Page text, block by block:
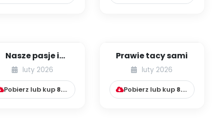
Nasze pasje i
talenty
luty 2026
Pobierz lub kup 8.99 zł
Prawie tacy sami
luty 2026
Pobierz lub kup 8.99 zł